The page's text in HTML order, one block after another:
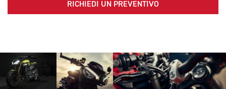
RICHIEDI UN PREVENTIVO